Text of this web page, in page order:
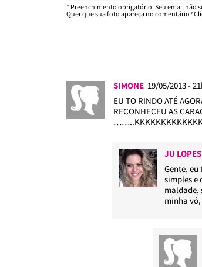
* Preenchimento obrigatório. Seu email não
Quer que sua foto apareça no comentário?
SIMONE 19/05/2013 -
EU TO RINDO ATÉ
RECONHECEU AS
JU LOPES
Gente, eu
simples e
maldade,
minha